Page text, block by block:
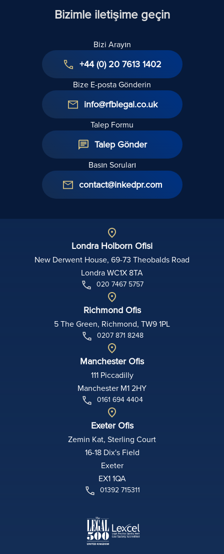
Düşünürken
Bizimle iletişime geçin
Bizi Arayın
+44 (0) 20 7613 1402
Bize E-posta Gönderin
info@rfblegal.co.uk
Talep Formu
Talep Gönder
Basın Soruları
contact@inkedpr.com
Londra Holborn Ofisi
New Derwent House, 69-73 Theobalds Road
Londra WC1X 8TA
020 7467 5757
Richmond Ofis
5 The Green, Richmond, TW9 1PL
0207 871 8248
Manchester Ofis
111 Piccadilly
Manchester M1 2HY
0161 694 4404
Exeter Ofis
Zemin Kat, Sterling Court
16-18 Dix's Field
Exeter
EX1 1QA
01392 715311